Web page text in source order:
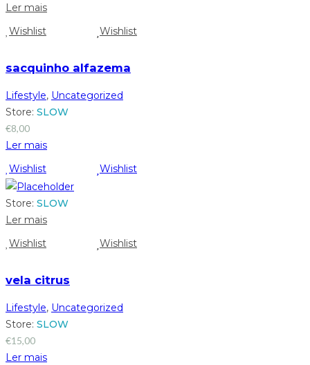
Ler mais
Wishlist
Wishlist
sacquinho alfazema
Lifestyle, Uncategorized
Store: SLOW
€8,00
Ler mais
Wishlist
Wishlist
Store: SLOW
Ler mais
Wishlist
Wishlist
vela citrus
Lifestyle, Uncategorized
Store: SLOW
€15,00
Ler mais